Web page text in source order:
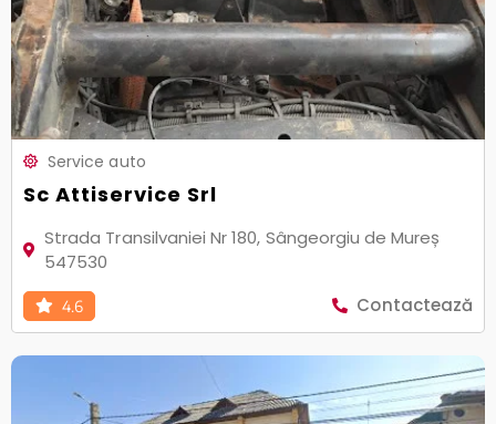
Service auto
Sc Attiservice Srl
Strada Transilvaniei Nr 180, Sângeorgiu de Mureș
547530
4.6 Contactează